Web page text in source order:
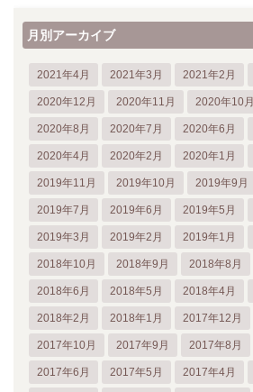
月別アーカイブ
2021年4月 2021年3月 2021年2月
2020年12月 2020年11月 2020年10月
2020年8月 2020年7月 2020年6月
2020年4月 2020年2月 2020年1月
2019年11月 2019年10月 2019年9月
2019年7月 2019年6月 2019年5月
2019年3月 2019年2月 2019年1月
2018年10月 2018年9月 2018年8月
2018年6月 2018年5月 2018年4月
2018年2月 2018年1月 2017年12月
2017年10月 2017年9月 2017年8月
2017年6月 2017年5月 2017年4月